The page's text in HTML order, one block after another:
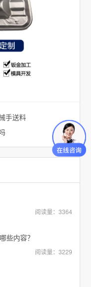
手送料
阅读量：3364
些内容？
阅读量：3229